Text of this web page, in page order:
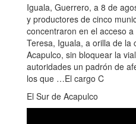
Iguala, Guerrero, a 8 de
y productores de cinco
concentraron en el acceso
Teresa, Iguala, a orilla de la
Acapulco, sin bloquear la
autoridades un padrón de
los que …El cargo C
El Sur de Acapulco